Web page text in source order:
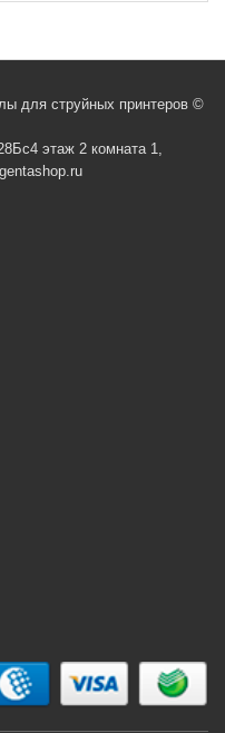
для струйных принтеров ©
этаж 2 комната 1,